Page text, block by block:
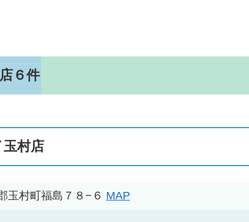
６件
村店
玉村町福島７８−６ MAP